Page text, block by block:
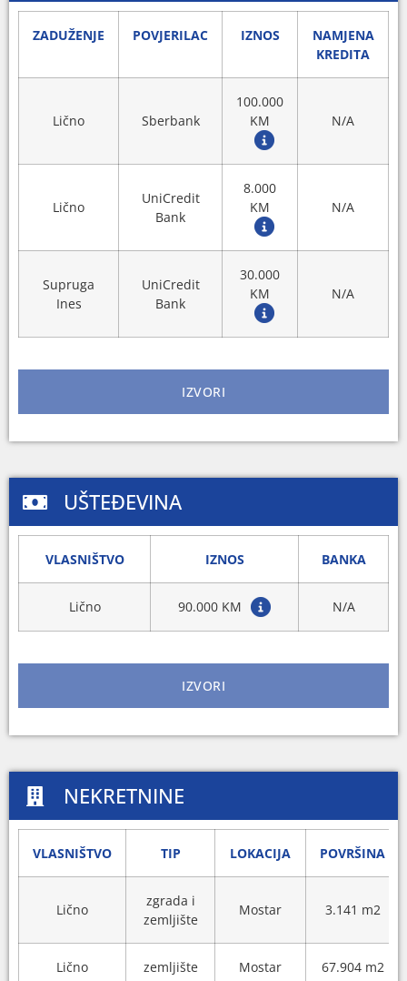
ZADUŽENJE POVJERILAC IZNOS
NAMJENA
KREDITA
Lično Sberbank
100.000
KM
N/A
Lično
UniCredit
Bank
8.000
KM
N/A
Supruga
Ines
UniCredit
Bank
30.000
KM
N/A
IZVORI
UŠTEĐEVINA
VLASNIŠTVO IZNOS BANKA
Lično 90.000 KM N/A
IZVORI
NEKRETNINE
VLASNIŠTVO TIP LOKACIJA POVRŠINA
Lično
zgrada i
zemljište
Mostar 3.141 m2
Lično zemljište Mostar 67.904 m2